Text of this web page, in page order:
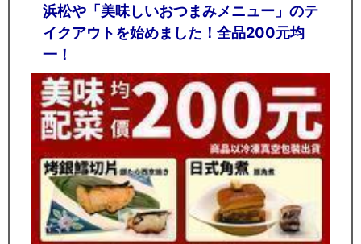
浜松や「美味しいおつまみメニュー」のテ
イクアウトを始めました！全品200元均
一！